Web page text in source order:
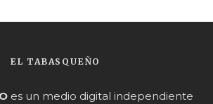
EL TABASQUEÑO
es un medio digital independiente